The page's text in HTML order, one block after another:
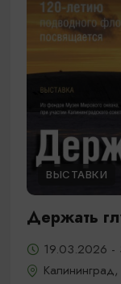
ВЫСТАВКИ
Держать
19.03.2026 -